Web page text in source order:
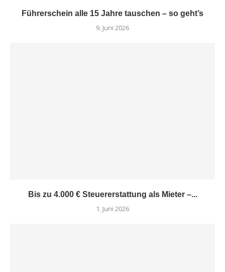
Führerschein alle 15 Jahre tauschen – so geht’s
9. Juni 2026
Bis zu 4.000 € Steuererstattung als Mieter –...
1. Juni 2026